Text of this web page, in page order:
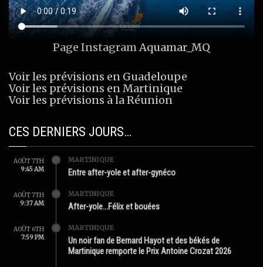
Page Instagram Aquamar_MQ
Voir les prévisions en Guadeloupe
Voir les prévisions en Martinique
Voir les prévisions à la Réunion
CES DERNIERS JOURS…
AOÛT 7TH
9:45 AM
MARTINIQUE
Entre after-yole et after-gynéco
AOÛT 7TH
9:37 AM
MARTINIQUE
After-yole…Félix et bouées
AOÛT 6TH
7:59 PM
MARTINIQUE
Un noir fan de Bernard Hayot et des békés de
Martinique remporte le Prix Antoine Crozat 2026